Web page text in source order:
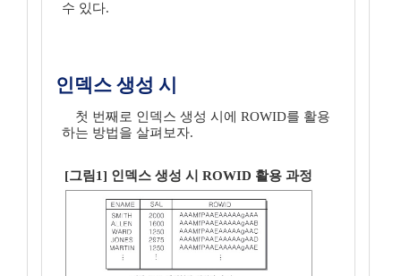
수 있다.
인덱스 생성 시
첫 번째로 인덱스 생성 시에 ROWID를 활용
하는 방법을 살펴보자.
[그림1] 인덱스 생성 시 ROWID 활용 과정